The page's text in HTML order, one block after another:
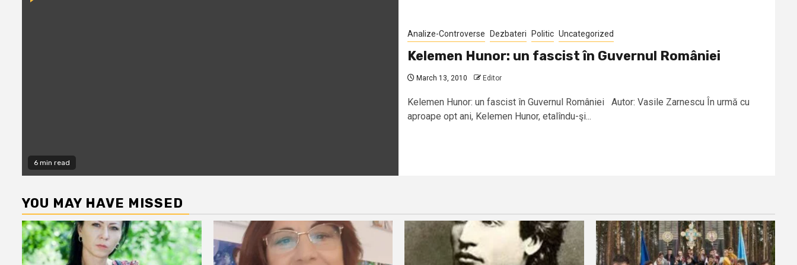
6 min read
Analize-Controverse Dezbateri Politic Uncategorized
Kelemen Hunor: un fascist în Guvernul României
March 13, 2010 Editor
Kelemen Hunor: un fascist în Guvernul României Autor: Vasile Zarnescu În urmă cu
aproape opt ani, Kelemen Hunor, etalîndu-şi...
YOU MAY HAVE MISSED